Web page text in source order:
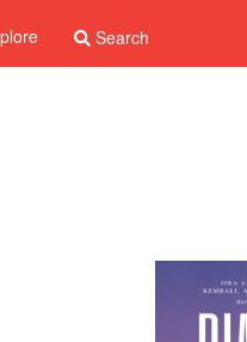
Search